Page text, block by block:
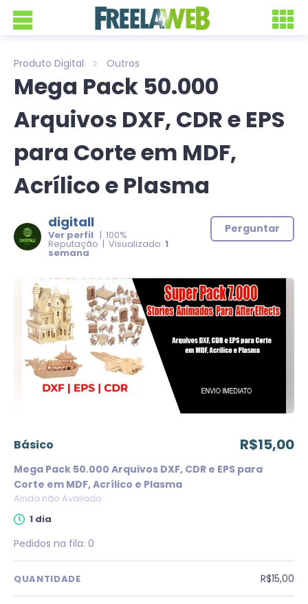
Produto Digital Outros
Mega Pack 50.000
Arquivos DXF, CDR e EPS
para Corte em MDF,
Acrílico e Plasma
digitall
Ver perfil | 100%
Reputação | Visualizado: 1
semana
Perguntar
básico R$15,00
Mega Pack 50.000 Arquivos DXF, CDR e EPS para
Corte em MDF, Acrílico e Plasma
Ainda não Avaliado
1 dia
Pedidos na fila: 0
QUANTIDADE R$15,00